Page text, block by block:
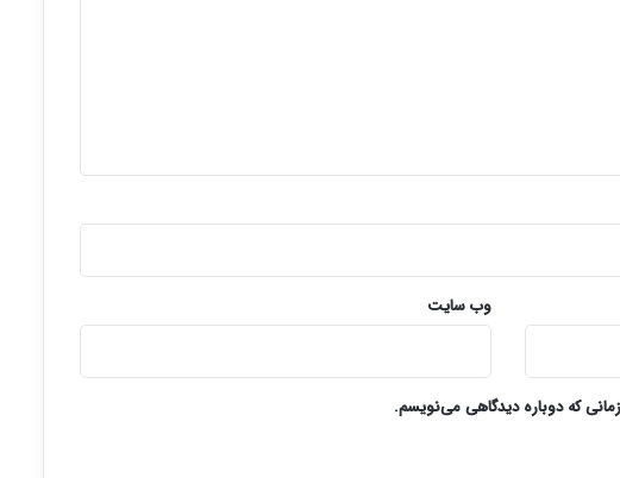
وب‌ سایت
که دوباره دیدگاهی می‌نویسم.